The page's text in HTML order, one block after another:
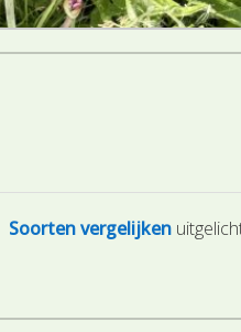
Soorten vergelijken